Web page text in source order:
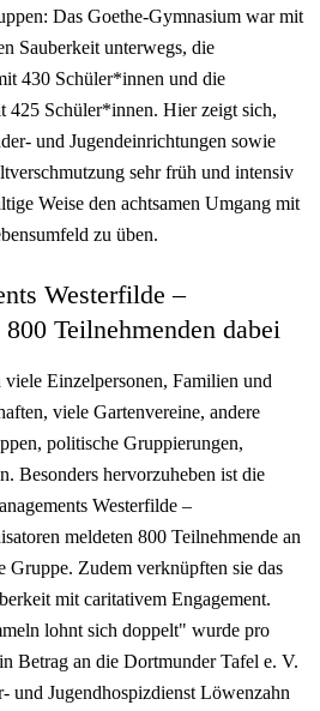
Das Goethe-Gymnasium war mit
Sauberkeit unterwegs, die
430 Schüler*innen und die
425 Schüler*innen. Hier zeigt sich,
und Jugendeinrichtungen sowie
sehr früh und intensiv
Weise den achtsamen Umgang mit
zu üben.
Westerfilde –
Teilnehmenden dabei
Einzelpersonen, Familien und
viele Gartenvereine, andere
politische Gruppierungen,
Besonders hervorzuheben ist die
Westerfilde –
meldeten 800 Teilnehmende an
Gruppe. Zudem verknüpften sie das
mit caritativem Engagement.
lohnt sich doppelt" wurde pro
Betrag an die Dortmunder Tafel e. V.
und Jugendhospizdienst Löwenzahn